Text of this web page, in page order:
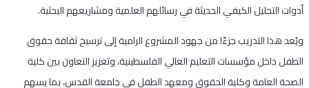
أدوات التحليل الكيفي الحديثة في رسائلهم العلمية ومشاريعهم البحثية.
ويُعد هذا التدريب جزءًا من جهود المشروع الرامية إلى ترسيخ ثقافة حقوق
الطفل داخل مؤسسات التعليم العالي الفلسطينية، وتعزيز التعاون بين كلية
الصحة العامة وكلية الحقوق ومعهد الطفل في جامعة القدس، بما يسهم